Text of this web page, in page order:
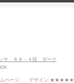
サ ８９－４段 ダーク
ページ デザイン:★★★★★